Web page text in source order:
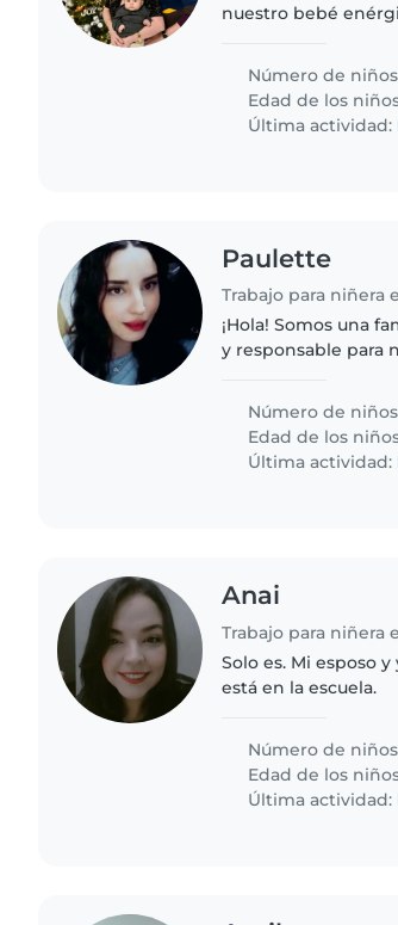
nuestro bebé
Número de
Edad de los
Última actividad:
Paulette
Trabajo para niñera
¡Hola! Somos una
y responsable para
Necesitamos a
Número de
Edad de los
Última actividad:
Anai
Trabajo para niñera
Solo es. Mi esposo
está en la escuela.
Número de
Edad de los
Última actividad: